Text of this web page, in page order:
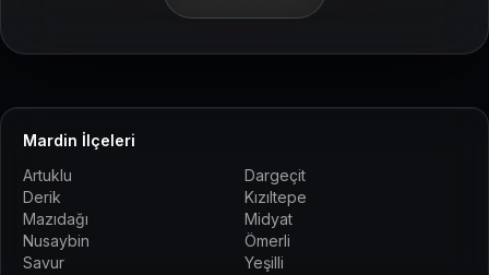
Mardin İlçeleri
Artuklu
Dargeçit
Derik
Kızıltepe
Mazıdağı
Midyat
Nusaybin
Ömerli
Savur
Yeşilli